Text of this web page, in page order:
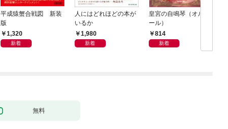
平成猿蟹合戦図 新装
版
1,320
新着
人にはどれほどの本が
いるか
1,980
新着
皇宮の自鳴琴（オルゴ
ール）
814
新着
無料